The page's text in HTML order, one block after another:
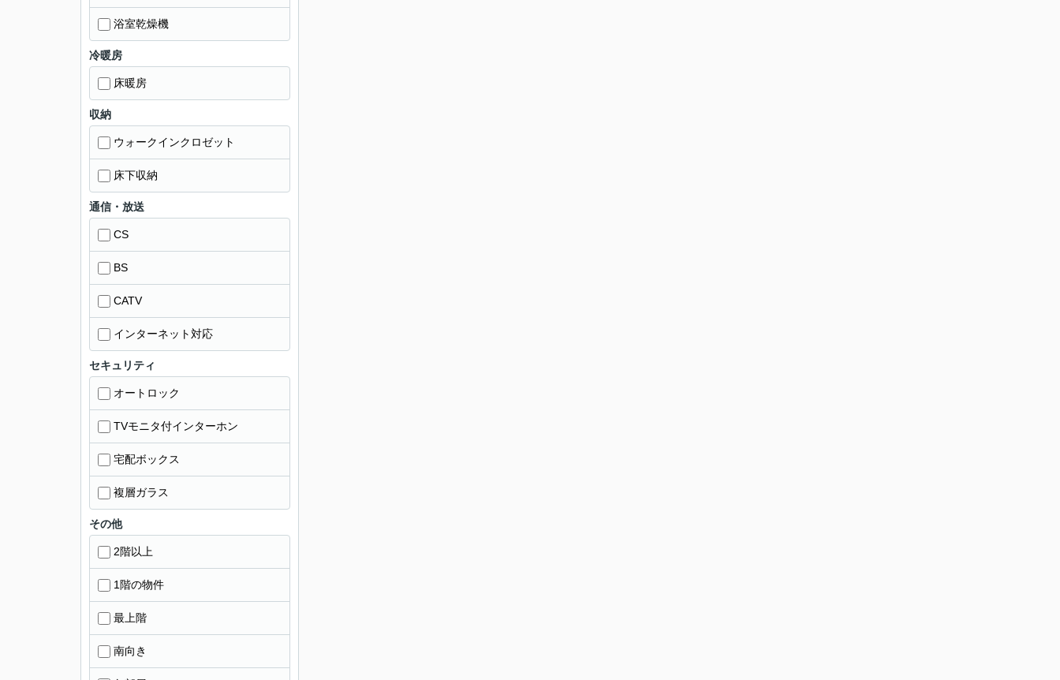
浴室乾燥機
冷暖房
床暖房
収納
ウォークインクロゼット
床下収納
通信・放送
CS
BS
CATV
インターネット対応
セキュリティ
オートロック
TVモニタ付インターホン
宅配ボックス
複層ガラス
その他
2階以上
1階の物件
最上階
南向き